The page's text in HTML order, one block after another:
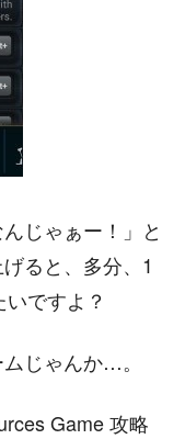
じゃぁー！」と
ると、多分、1
ですよ？
じゃんか…。
Game 攻略